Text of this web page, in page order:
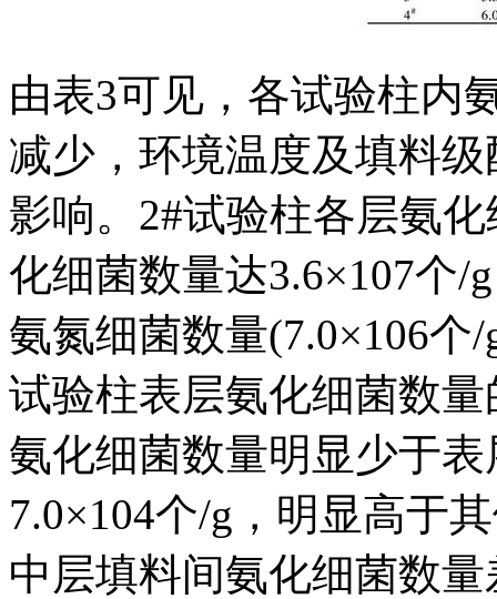
由表3可见，各试验柱内
减少，环境温度及填料
影响。2#试验柱各层氨
化细菌数量达3.6×107个/
氨氮细菌数量(7.0×106个
试验柱表层氨化细菌数
氨化细菌数量明显少于
7.0×104个/g，明显高于
中层填料间氨化细菌数